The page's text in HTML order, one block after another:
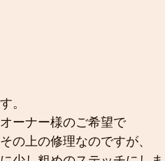
。
ーナー様のご希望で
の上の修理なのですが、